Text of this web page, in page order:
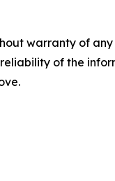
warranty of
of the